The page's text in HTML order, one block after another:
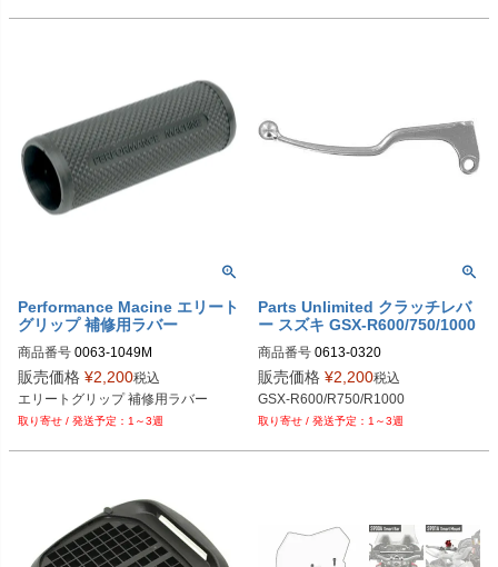
Performance Macine エリート
グリップ 補修用ラバー
商品番号 0063-1049M
Drag型番：0630-0957
販売価格 ¥2,200税込
エリートグリップ 補修用ラバー
1～3週
Parts Unlimited クラッチレバ
ー スズキ GSX-R600/750/1000
商品番号 0613-0320
販売価格 ¥2,200税込
GSX-R600/R750/R1000
1～3週